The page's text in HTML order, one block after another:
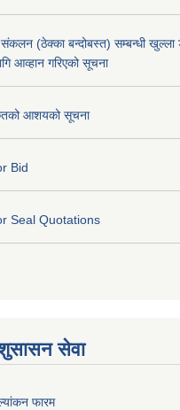
(ठेक्का बन्दोबस्त) सम्बन्धी खुल्ला
आव्हान गरिएको सूचना
आशयको सूचना
Bid
Seal Quotations
सेवा
फारम